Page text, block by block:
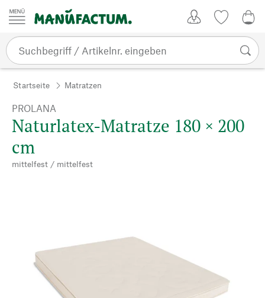
Zum Inhalt springen
Startseite Matratzen
PROLANA
Naturlatex-Matratze 180 × 200
cm
mittelfest / mittelfest